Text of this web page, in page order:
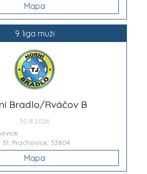
Mapa
9. liga muži
Bradlo/Rváčov B
30.8.2026
Prachovice, 53804
Mapa